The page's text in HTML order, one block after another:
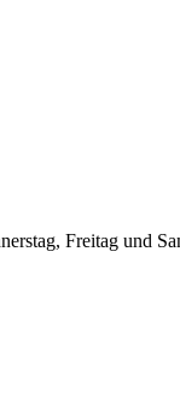
Freitag und